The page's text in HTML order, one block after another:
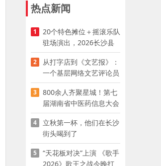
热点新闻
1
20个特色摊位＋摇滚乐队
驻场演出，2026长沙县
夜市嘉年华启幕
2
从打字店到《文艺报》：
一个基层网络文艺评论员
的突围
3
800余人齐聚星城！第七
届湖南省中医药信息大会
开幕，AI正在“读懂”古老
中医
4
立秋第一杯，他们在长沙
街头喝到了
5
“天花板对决”上演 《歌手
2026》歌王之战今晚打